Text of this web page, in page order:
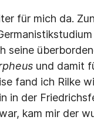
für mich da.
seine
und damit
fand ich Rilke
in der
kam mir der